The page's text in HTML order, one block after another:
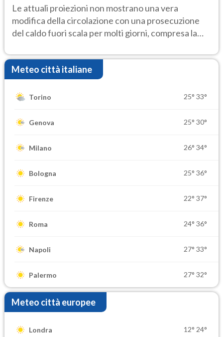
Le attuali proiezioni non mostrano una vera
modifica della circolazione con una prosecuzione
del caldo fuori scala per molti giorni, compresa la
Meteo città italiane
Torino 25° 33°
Genova 25° 30°
Milano 26° 34°
Bologna 25° 36°
Firenze 22° 37°
Roma 24° 36°
Napoli 27° 33°
Palermo 27° 32°
Meteo città europee
Londra 12° 24°